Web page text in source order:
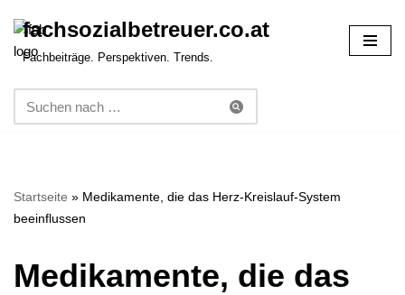
Zum
springen
fachsozialbetreuer.co.at
Fachbeiträge. Perspektiven. Trends.
Startseite » Medikamente, die das Herz-Kreislauf-System
beeinflussen
Medikamente, die das